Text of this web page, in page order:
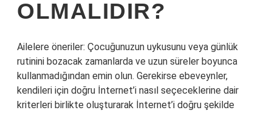
OLMALIDIR?
Ailelere öneriler: Çocuğunuzun uykusunu veya günlük
rutinini bozacak zamanlarda ve uzun süreler boyunca
kullanmadığından emin olun. Gerekirse ebeveynler,
kendileri için doğru İnternet’i nasıl seçeceklerine dair
kriterleri birlikte oluşturarak İnternet’i doğru şekilde